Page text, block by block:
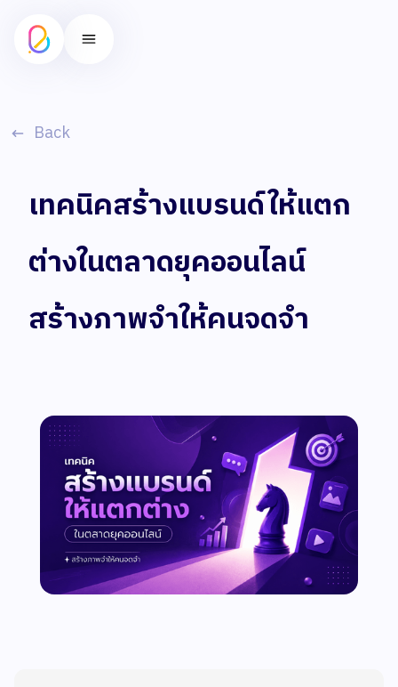
Back
เทคนิคสร้างแบรนด์ให้แตก
ต่างในตลาดยุคออนไลน์
สร้างภาพจำให้คนจดจำ